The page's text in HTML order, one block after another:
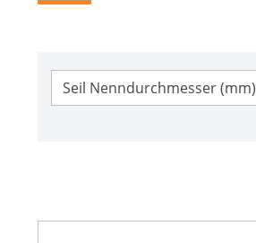
Seil Nenndurchmesser (mm)